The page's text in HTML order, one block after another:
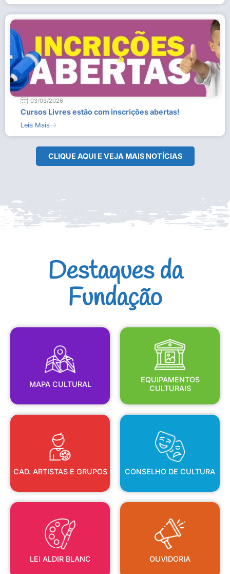
03/03/2026
Cursos Livres estão com inscrições abertas!
Leia Mais
CLIQUE AQUI E VEJA MAIS NOTÍCIAS
Destaques da
Fundação
MAPA CULTURAL
MAPA CULTURAL
EQUIPAMENTOS
CULTURAIS
EQUIPAMENTOS
CULTURAIS
CAD. ARTISTAS E GRUPOS
CAD. ARTISTAS E GRUPOS
CONSELHO DE CULTURA
CONSELHO DE CULTURA
LEI ALDIR BLANC
LEI ALDIR BLANC
OUVIDORIA
OUVIDORIA